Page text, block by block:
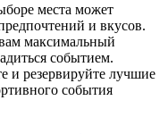
места может
и вкусов.
максимальный
событием.
и резервируйте лучшие
события